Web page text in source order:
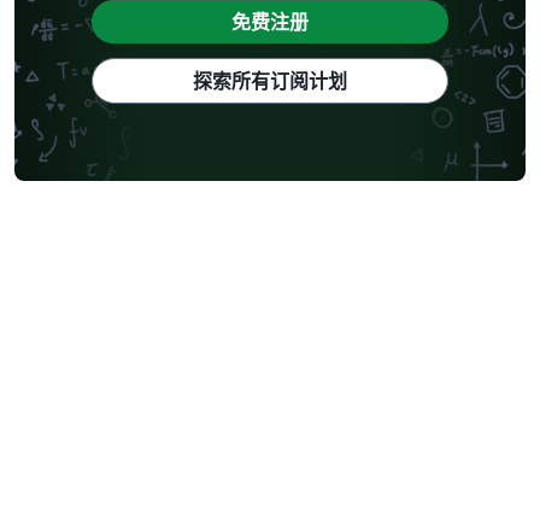
免费注册
探索所有订阅计划